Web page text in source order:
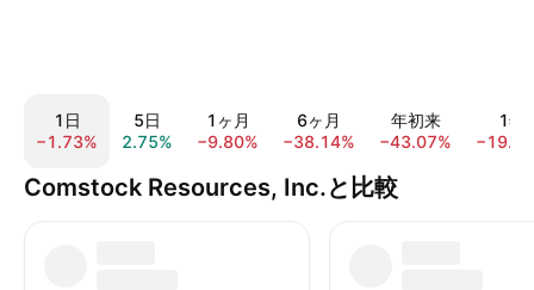
1日
−1.73%
5日
2.75%
1ヶ月
−9.80%
6ヶ月
−38.14%
年初来
−43.07%
1年
Comstock Resources, Inc.と比較